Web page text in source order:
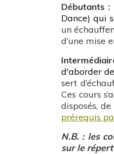
Débutants :
Dance) qui
un
d’une mise
d'aborder
sert
Ces cours
disposés,
prérequis
N.B. : les
sur le